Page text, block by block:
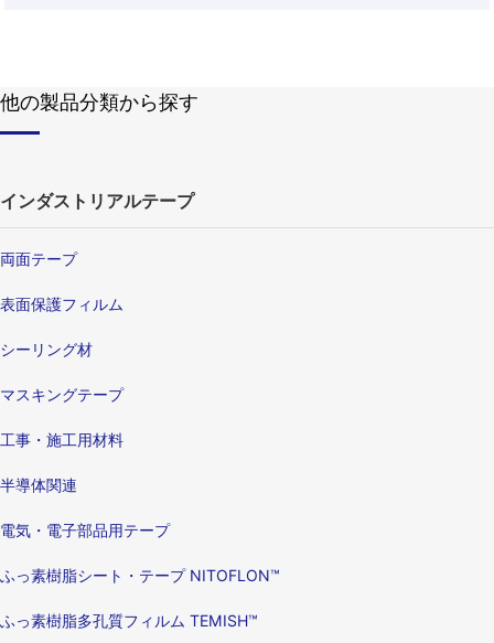
他の製品分類から探す
インダストリアルテープ
両面テープ
表面保護フィルム
シーリング材
マスキングテープ
工事・施工用材料
半導体関連
電気・電子部品用テープ
ふっ素樹脂シート・テープ NITOFLON™
ふっ素樹脂多孔質フィルム TEMISH™